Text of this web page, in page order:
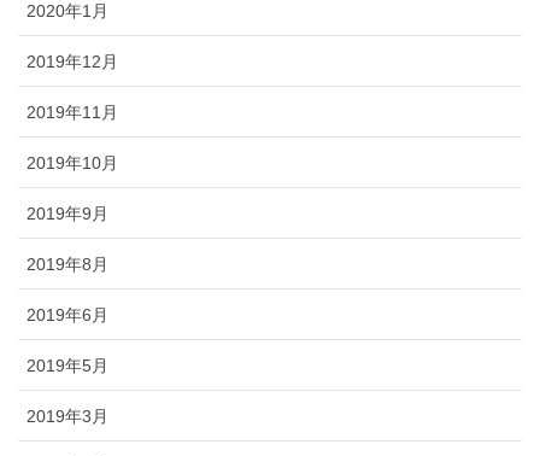
2020年1月
2019年12月
2019年11月
2019年10月
2019年9月
2019年8月
2019年6月
2019年5月
2019年3月